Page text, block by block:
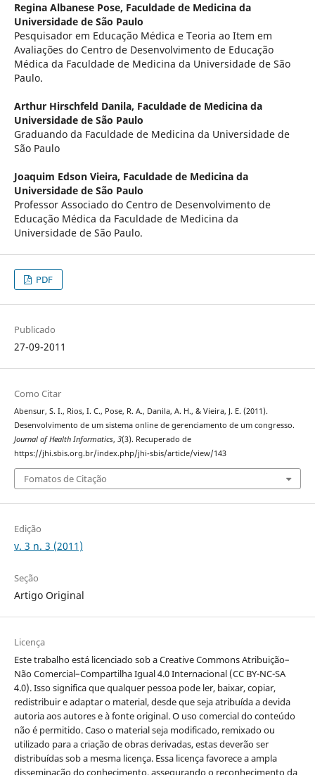
Regina Albanese Pose, Faculdade de Medicina da
Universidade de São Paulo
Pesquisador em Educação Médica e Teoria ao Item em
Avaliações do Centro de Desenvolvimento de Educação
Médica da Faculdade de Medicina da Universidade de São
Paulo.
Arthur Hirschfeld Danila, Faculdade de Medicina da
Universidade de São Paulo
Graduando da Faculdade de Medicina da Universidade de
São Paulo
Joaquim Edson Vieira, Faculdade de Medicina da
Universidade de São Paulo
Professor Associado do Centro de Desenvolvimento de
Educação Médica da Faculdade de Medicina da
Universidade de São Paulo.
PDF
Publicado
27-09-2011
Como Citar
Abensur, S. I., Rios, I. C., Pose, R. A., Danila, A. H., & Vieira, J. E. (2011).
Desenvolvimento de um sistema online de gerenciamento de um congresso.
Journal of Health Informatics, 3(3). Recuperado de
https://jhi.sbis.org.br/index.php/jhi-sbis/article/view/143
Fomatos de Citação
Edição
v. 3 n. 3 (2011)
Seção
Artigo Original
Licença
Este trabalho está licenciado sob a Creative Commons Atribuição–
Não Comercial–Compartilha Igual 4.0 Internacional (CC BY-NC-SA
4.0). Isso significa que qualquer pessoa pode ler, baixar, copiar,
redistribuir e adaptar o material, desde que seja atribuída a devida
autoria aos autores e à fonte original. O uso comercial do conteúdo
não é permitido. Caso o material seja modificado, remixado ou
utilizado para a criação de obras derivadas, estas deverão ser
distribuídas sob a mesma licença. Essa licença favorece a ampla
disseminação do conhecimento, assegurando o reconhecimento da